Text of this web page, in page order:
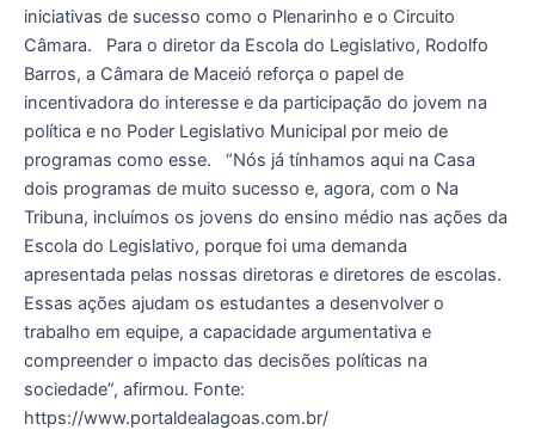
iniciativas de sucesso como o Plenarinho e o Circuito
Câmara. Para o diretor da Escola do Legislativo, Rodolfo
Barros, a Câmara de Maceió reforça o papel de
incentivadora do interesse e da participação do jovem na
política e no Poder Legislativo Municipal por meio de
programas como esse. “Nós já tínhamos aqui na Casa
dois programas de muito sucesso e, agora, com o Na
Tribuna, incluímos os jovens do ensino médio nas ações da
Escola do Legislativo, porque foi uma demanda
apresentada pelas nossas diretoras e diretores de escolas.
Essas ações ajudam os estudantes a desenvolver o
trabalho em equipe, a capacidade argumentativa e
compreender o impacto das decisões políticas na
sociedade”, afirmou. Fonte:
https://www.portaldealagoas.com.br/